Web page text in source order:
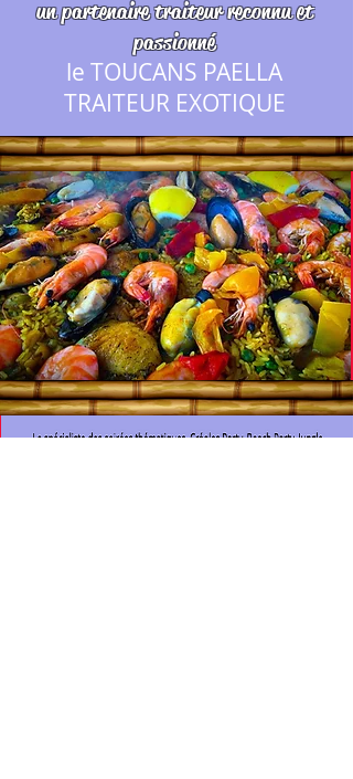
un partenaire traiteur reconnu et
passionné
le TOUCANS PAELLA
TRAITEUR EXOTIQUE